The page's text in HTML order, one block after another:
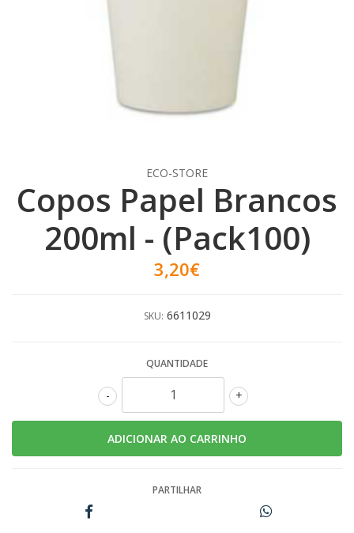
ECO-STORE
Copos Papel Brancos
200ml - (Pack100)
3,20€
SKU: 6611029
QUANTIDADE
+
-
PARTILHAR